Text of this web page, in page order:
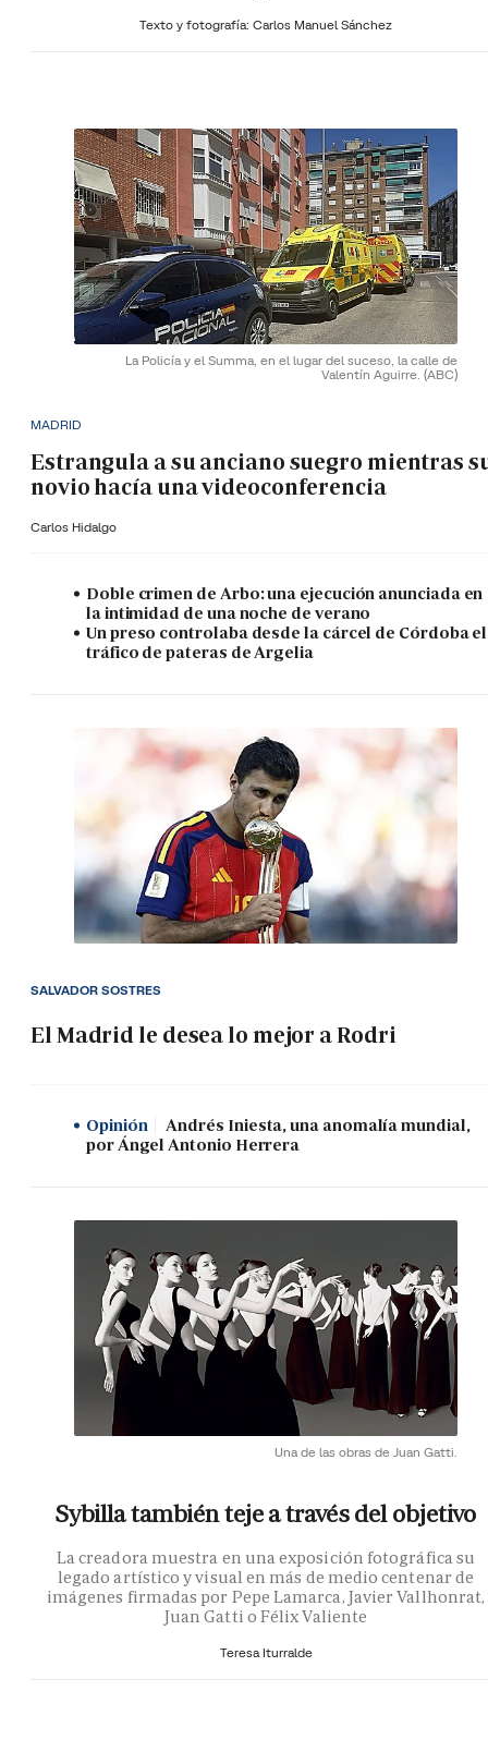
Texto y fotografía: Carlos Manuel Sánchez
La Policía y el Summa, en el lugar del suceso, la calle de
Valentín Aguirre. (ABC)
MADRID
Estrangula a su anciano suegro mientras
novio hacía una videoconferencia
Carlos Hidalgo
Doble crimen de Arbo: una ejecución anunciada en
la intimidad de una noche de verano
Un preso controlaba desde la cárcel de Córdoba el
tráfico de pateras de Argelia
El Madrid le desea lo mejor a Rodri
SALVADOR SOSTRES
Opinión
Andrés Iniesta, una anomalía mundial,
por Ángel Antonio Herrera
Una de las obras de Juan Gatti.
Sybilla también teje a través del objetivo
La creadora muestra en una exposición fotográfica su
legado artístico y visual en más de medio centenar de
imágenes firmadas por Pepe Lamarca, Javier Vallhonrat,
Juan Gatti o Félix Valiente
Teresa Iturralde